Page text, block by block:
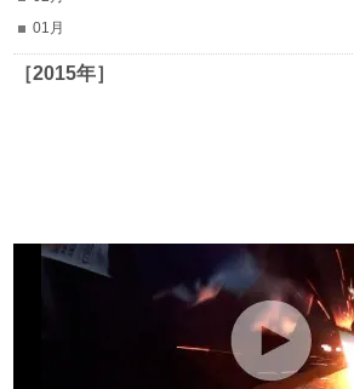
01月
［2015年］